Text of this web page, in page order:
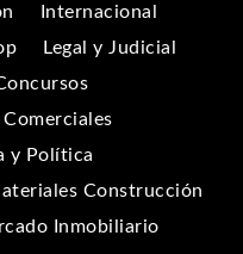
Internacional
Legal y Judicial
y Política
Construcción
Inmobiliario